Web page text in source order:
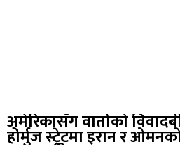
अमेरिकासँग वार्ताको
होर्मुज स्ट्रेटमा इरान र